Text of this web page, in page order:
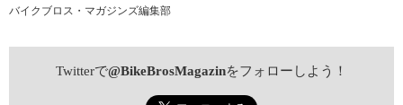
バイクブロス・マガジンズ編集部
Twitterで@BikeBrosMagazinをフォローしよう！